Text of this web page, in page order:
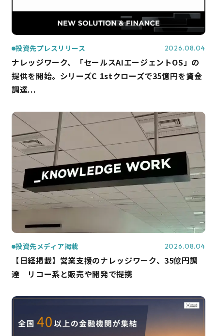
投資先プレスリリース 2026.08.04
ナレッジワーク、「セールスAIエージェントOS」の
提供を開始。シリーズC 1stクローズで35億円を資金
調達...
投資先メディア掲載 2026.08.04
【日経掲載】営業支援のナレッジワーク、35億円調
達 リコー系と販売や開発で提携